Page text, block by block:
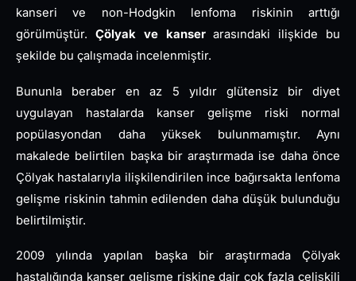
kanseri ve non-Hodgkin lenfoma riskinin arttığı
görülmüştür. Çölyak ve kanserarasındaki ilişkide bu
şekilde bu çalışmada incelenmiştir.
Bununla beraber en az 5 yıldır glütensiz bir diyet
uygulayan hastalarda kanser gelişme riski normal
popülasyondan daha yüksek bulunmamıştır. Aynı
makalede belirtilen başka bir araştırmada ise daha önce
Çölyak hastalarıyla ilişkilendirilen ince bağırsakta lenfoma
gelişme riskinin tahmin edilenden daha düşük bulunduğu
belirtilmiştir.
2009 yılında yapılan başka bir araştırmada Çölyak
hastalığında kanser gelişme riskine dair çok fazla çelişkili